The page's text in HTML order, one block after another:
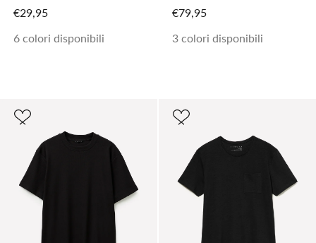
PREZZO SCONTATO
€29,95
6 colori disponibili
PREZZO SCONTATO
€79,95
3 colori disponibili